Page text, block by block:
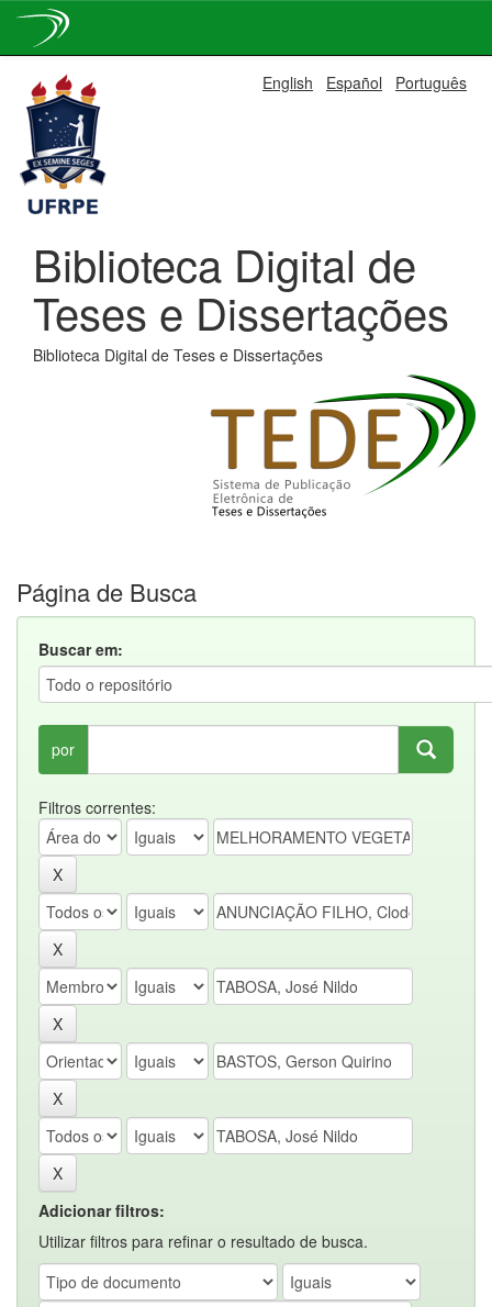
navigation
English Español Português
Biblioteca Digital de
Teses e Dissertações
Biblioteca Digital de Teses e Dissertações
Página de Busca
Buscar em:
por
Filtros correntes:
Adicionar filtros:
Utilizar filtros para refinar o resultado de busca.